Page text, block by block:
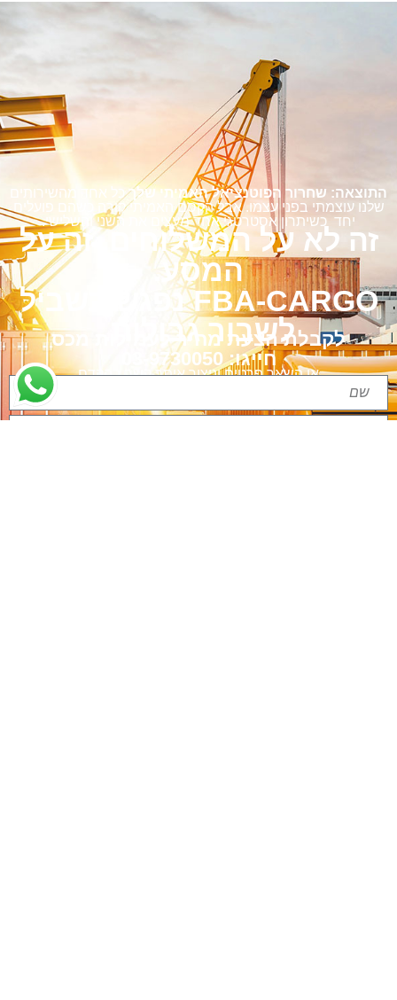
התוצאה: שחרור הפוטנציאל האמיתי שלךכל אחד מהשירותים
שלנו עוצמתי בפני עצמו. אבל הקסם האמיתי קורה כשהם פועלים
יחד כשיתרון אסטרטגי אחד מעצים את השני והשלישי.
זה לא על המשלוחים. זה על
המסע.
FBA-CARGO נפגש בשביל
לשבור גבולות.
לקבלת הצעת מחיר לעמילות מכס
חייגו: 03-9730050
או השאר פרטים וניצור איתך קשר בהקדם